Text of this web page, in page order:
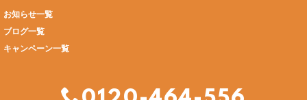
お知らせ一覧
ブログ一覧
キャンペーン一覧